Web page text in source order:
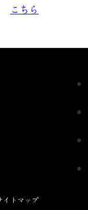
こちら
イトマップ